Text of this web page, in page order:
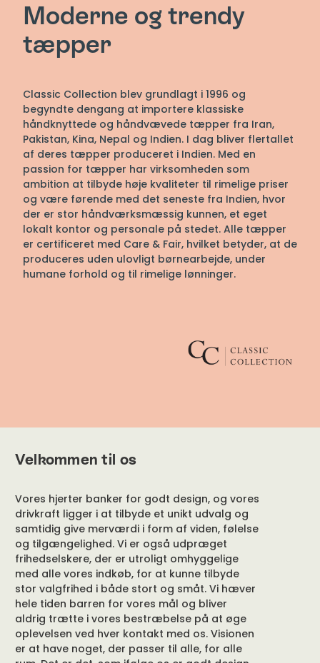
Moderne og trendy
tæpper
Classic Collection blev grundlagt i 1996 og
begyndte dengang at importere klassiske
håndknyttede og håndvævede tæpper fra Iran,
Pakistan, Kina, Nepal og Indien. I dag bliver flertallet
af deres tæpper produceret i Indien. Med en
passion for tæpper har virksomheden som
ambition at tilbyde høje kvaliteter til rimelige priser
og være førende med det seneste fra Indien, hvor
der er stor håndværksmæssig kunnen, et eget
lokalt kontor og personale på stedet. Alle tæpper
er certificeret med Care & Fair, hvilket betyder, at de
produceres uden ulovligt børnearbejde, under
humane forhold og til rimelige lønninger.
Velkommen til os
Vores hjerter banker for godt design, og vores
drivkraft ligger i at tilbyde et unikt udvalg og
samtidig give merværdi i form af viden, følelse
og tilgængelighed. Vi er også udpræget
frihedselskere, der er utroligt omhyggelige
med alle vores indkøb, for at kunne tilbyde
stor valgfrihed i både stort og småt. Vi hæver
hele tiden barren for vores mål og bliver
aldrig trætte i vores bestræbelse på at øge
oplevelsen ved hver kontakt med os. Visionen
er at have noget, der passer til alle, for alle